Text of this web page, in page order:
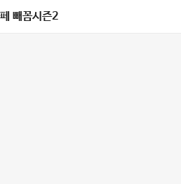
빼꼼시즌2